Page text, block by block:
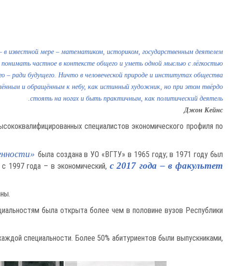
мере – математиком, историком, государственным деятелем
частное в контексте общего и уметь одной мыслью с лёгкостью
ради будущего. Ничто в человеческой природе и институтах общества
и обращённым к небу, как истинный художник, но при этом твёрдо
стоять на ногах и быть практичным, как политический деятель.
Джон Кейнс
специалистов экономического профиля по
была создана в УО «ВГТУ» в 1965 году; в 1971 году был
1997 года – в экономический, с 2017 года – в факультет
была открыта более чем в половине вузов Республики
специальности. Более 50% абитуриентов были выпускниками,